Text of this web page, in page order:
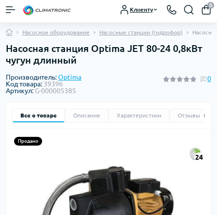
Клиенту
0
Насосное оборудование Насосные станции (гидрофор)
Насосная станция Optima JET 80-24 0,8кВт
чугун длинный
Производитель:Optima
Код товара: 39396
Артикул: G-000005385
0
Все о товаре Описание Характеристики Отзывы
Продано
24